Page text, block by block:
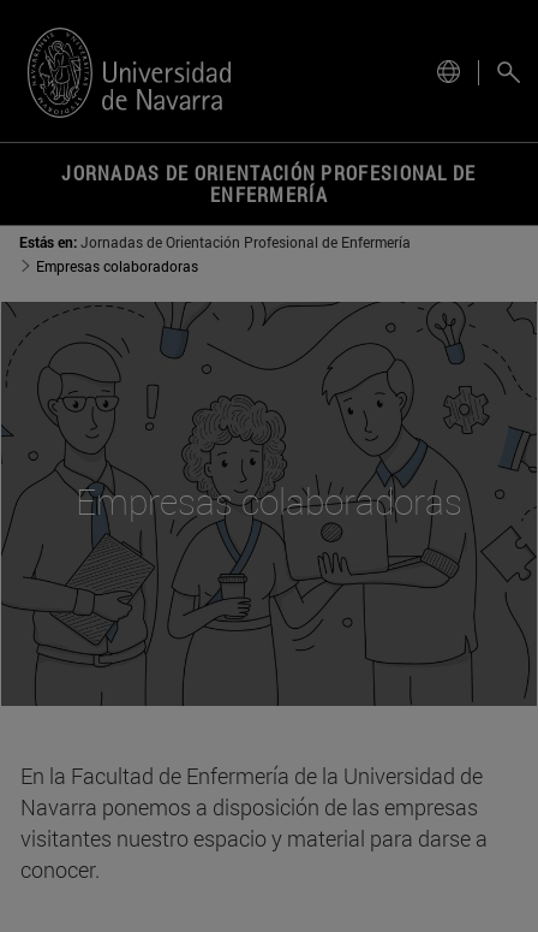
JORNADAS DE ORIENTACIÓN PROFESIONAL DE
ENFERMERÍA
Estás en:Jornadas de Orientación Profesional de Enfermería
Empresas colaboradoras
Empresas colaboradoras
En la Facultad de Enfermería de la Universidad de
Navarra ponemos a disposición de las empresas
visitantes nuestro espacio y material para darse a
conocer.